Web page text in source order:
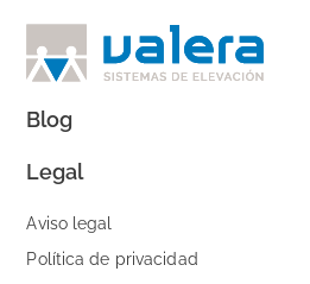
Blog
Legal
Aviso legal
Política de privacidad